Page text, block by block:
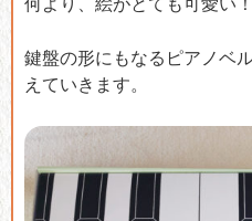
鍵盤の形にもなるピアノベ
えていきます。